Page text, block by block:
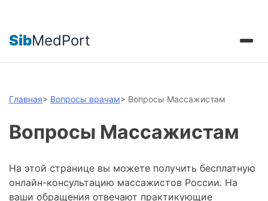
SibMedPort
Главная> Вопросы врачам> Вопросы Массажистам
Вопросы Массажистам
На этой странице вы можете получить бесплатную
онлайн-консультацию массажистов России. На
ваши обращения отвечают практикующие